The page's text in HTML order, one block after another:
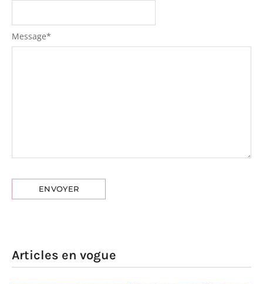
Message*
Articles en vogue
Milena Smit :